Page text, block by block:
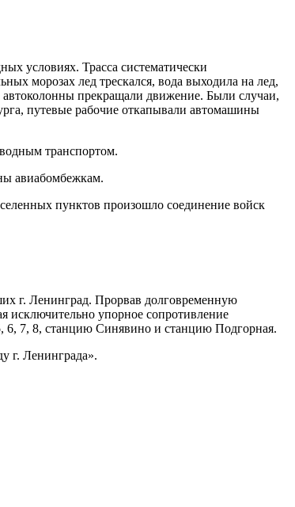
условиях. Трасса систематически
морозах лед трескался, вода выходила на лед,
прекращали движение. Были случаи,
путевые рабочие откапывали автомашины
транспортом.
авиабомбежкам.
пунктов произошло соединение войск
г. Ленинград. Прорвав долговременную
исключительно упорное сопротивление
6, 7, 8, станцию Синявино и станцию Подгорная.
г. Ленинграда».